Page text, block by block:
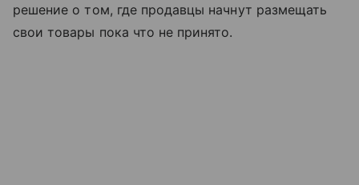
решение о том, где продавцы начнут размещать
свои товары пока что не принято.